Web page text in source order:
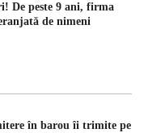
De peste 9 ani, firma
de nimeni
în barou îi trimite pe